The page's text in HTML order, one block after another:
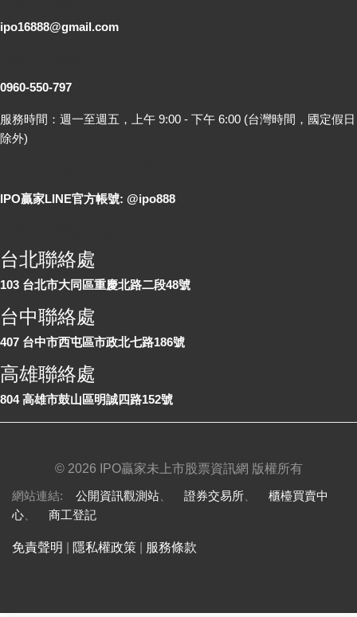
ipo16888@gmail.com
0960-550-797
服務時間：週一至週五，上午 9:00 - 下午 6:00 (台灣時間，國定假日
除外)
IPO贏家LINE官方帳號: @ipo888
台北聯絡處
103 台北市大同區重慶北路二段48號
台中聯絡處
407 台中市西屯區市政北七路186號
高雄聯絡處
804 高雄市鼓山區明誠四路152號
© 2026 IPO贏家未上市股票資訊網 版權所有
網站連結: 公開資訊觀測站 證券交易所
櫃檯買賣中
心
商工登記
免責聲明 隱私權政策 服務條款